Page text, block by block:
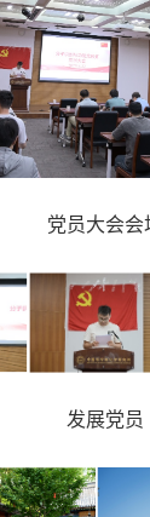
党员大会会
发展党员